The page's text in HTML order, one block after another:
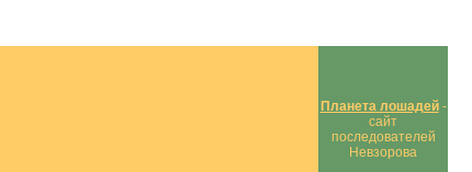
Планета лошадей -
сайт
последователей
Невзорова